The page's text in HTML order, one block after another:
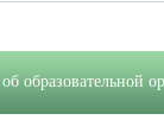
образовательной